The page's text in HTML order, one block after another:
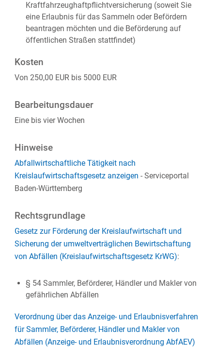
Kraftfahrzeughaftpflichtversicherung (soweit Sie
eine Erlaubnis für das Sammeln oder Befördern
beantragen möchten und die Beförderung auf
öffentlichen Straßen stattfindet)
Kosten
Von 250,00 EUR bis 5000 EUR
Bearbeitungsdauer
Eine bis vier Wochen
Hinweise
Abfallwirtschaftliche Tätigkeit nach
Kreislaufwirtschaftsgesetz anzeigen - Serviceportal
Baden-Württemberg
Rechtsgrundlage
Gesetz zur Förderung der Kreislaufwirtschaft und
Sicherung der umweltverträglichen Bewirtschaftung
von Abfällen (Kreislaufwirtschaftsgesetz KrWG):
§ 54 Sammler, Beförderer, Händler und Makler von
gefährlichen Abfällen
Verordnung über das Anzeige- und Erlaubnisverfahren
für Sammler, Beförderer, Händler und Makler von
Abfällen (Anzeige- und Erlaubnisverordnung AbfAEV)